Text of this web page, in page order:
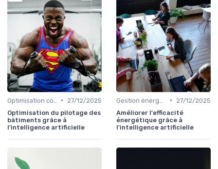
•
27/12/2025
Optimisation du pilotage des
bâtiments grâce à
l'intelligence artificielle
•
27/12/2025
Améliorer l'efficacité
énergétique grâce à
l'intelligence artificielle